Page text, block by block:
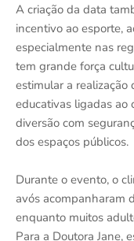
A criação da data
incentivo ao esporte,
especialmente nas
tem grande força
estimular a realização
educativas ligadas ao
diversão com
dos espaços públicos.
Durante o evento, o
avós acompanharam
enquanto muitos
Para a Doutora Jane,